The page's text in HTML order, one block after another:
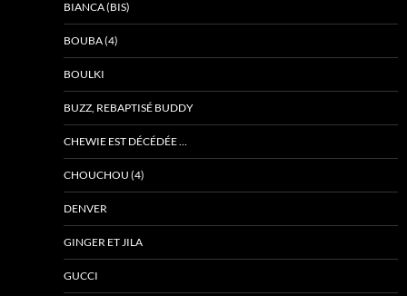
BIANCA (BIS)
BOUBA (4)
BOULKI
BUZZ, REBAPTISÉ BUDDY
CHEWIE EST DÉCÉDÉE …
CHOUCHOU (4)
DENVER
GINGER ET JILA
GUCCI